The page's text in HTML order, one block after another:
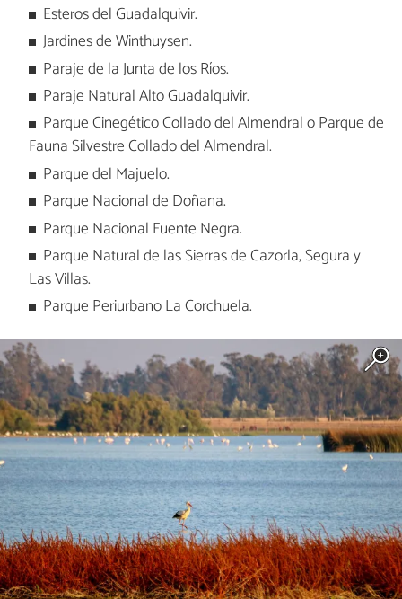
Esteros del Guadalquivir.
Jardines de Winthuysen.
Paraje de la Junta de los Ríos.
Paraje Natural Alto Guadalquivir.
Parque Cinegético Collado del Almendral o Parque de
Fauna Silvestre Collado del Almendral.
Parque del Majuelo.
Parque Nacional de Doñana.
Parque Nacional Fuente Negra.
Parque Natural de las Sierras de Cazorla, Segura y
Las Villas.
Parque Periurbano La Corchuela.